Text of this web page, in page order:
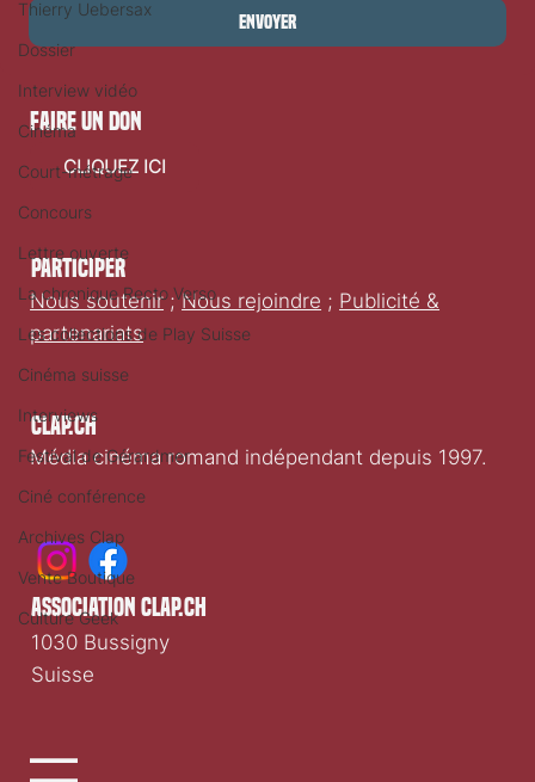
Thierry Uebersax
Dossier
Interview vidéo
Cinéma
Court-métrage
Concours
Lettre ouverte
La chronique Recto Verso
Les collections de Play Suisse
Cinéma suisse
Interviews
Festival de Gérardmer
Ciné conférence
Archives Clap
Vente Boutique
Culture Geek
Envoyer
Clap.ch
Média cinéma romand indépendant depuis 1997.
Participer
Nous soutenir;Nous rejoindre ; Publicité &
partenariats
faire un don
CLIQUEZ ICI
association clap.ch
1030 Bussigny
Suisse